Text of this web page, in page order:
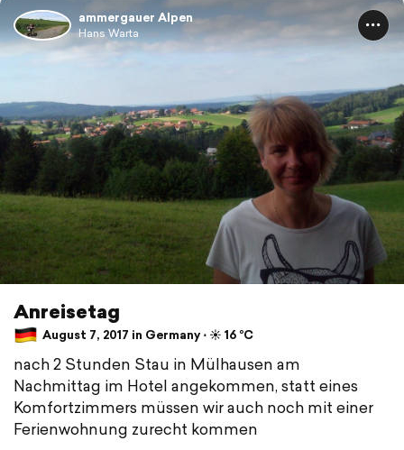
ammergauer Alpen
Hans Warta
Anreisetag
August 7, 2017 in Germany ⋅ ☀️ 16 °C
nach 2 Stunden Stau in Mülhausen am
Nachmittag im Hotel angekommen, statt eines
Komfortzimmers müssen wir auch noch mit einer
Ferienwohnung zurecht kommen